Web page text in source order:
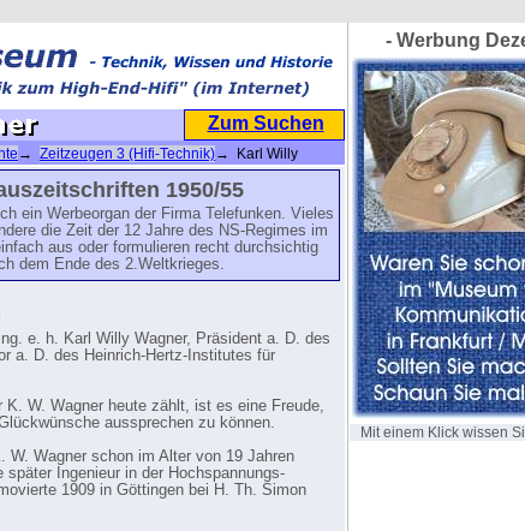
Zum Suchen
→ Zeitzeugen 3 (Hifi-Technik)→ Karl Willy
1950/55
ein Werbeorgan der Firma Telefunken. Vieles
die Zeit der 12 Jahre des NS-Regimes im
aus oder formulieren recht durchsichtig
dem Ende des 2.Weltkrieges.
e. h. Karl Willy Wagner, Präsident a. D. des
a. D. des Heinrich-Hertz-Institutes für
W. Wagner heute zählt, ist es eine Freude,
aussprechen zu können.
W. Wagner schon im Alter von 19 Jahren
Ingenieur in der Hochspannungs-
1909 in Göttingen bei H. Th. Simon
- Werbung
Mit einem Klick wissen